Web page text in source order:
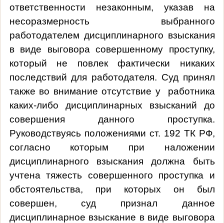
ответственности незаконным, указав на
несоразмерность выбранного
работодателем дисциплинарного взыскания
в виде выговора совершенному проступку,
который не повлек фактически никаких
последствий для работодателя. Суд принял
также во внимание отсутствие у работника
каких-либо дисциплинарных взысканий до
совершения данного проступка.
Руководствуясь положениями ст. 192 ТК РФ,
согласно которым при наложении
дисциплинарного взыскания должна быть
учтена тяжесть совершенного проступка и
обстоятельства, при которых он был
совершен, суд признал данное
дисциплинарное взыскание в виде выговора